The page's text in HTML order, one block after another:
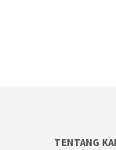
TENTANG